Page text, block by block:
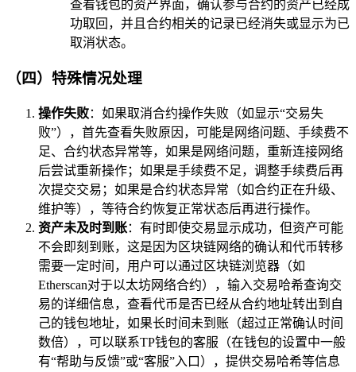
查看钱包的资产界面，确认参与合约的资产已经成
功取回，并且合约相关的记录已经消失或显示为已
取消状态。
（四）特殊情况处理
操作失败：如果取消合约操作失败（如显示“交易失
败”），首先查看失败原因，可能是网络问题、手续费不
足、合约状态异常等，如果是网络问题，重新连接网络
后尝试重新操作；如果是手续费不足，调整手续费后再
次提交交易；如果是合约状态异常（如合约正在升级、
维护等），等待合约恢复正常状态后再进行操作。
资产未及时到账：有时即使交易显示成功，但资产可能
不会即刻到账，这是因为区块链网络的确认和代币转移
需要一定时间，用户可以通过区块链浏览器（如
Etherscan对于以太坊网络合约），输入交易哈希查询交
易的详细信息，查看代币是否已经从合约地址转出到自
己的钱包地址，如果长时间未到账（超过正常确认时间
数倍），可以联系TP钱包的客服（在钱包的设置中一般
有“帮助与反馈”或“客服”入口），提供交易哈希等信息